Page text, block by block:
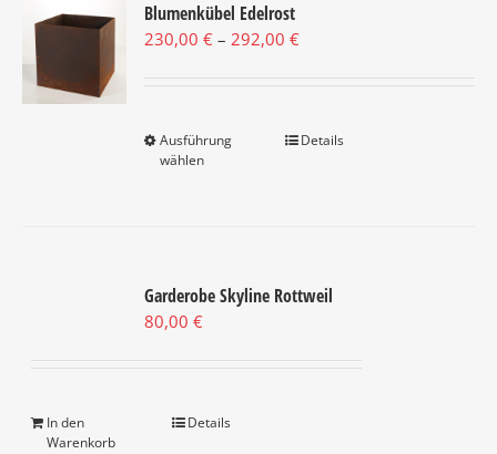
Blumenkübel Edelrost
230,00€ –292,00€
bis
Ausführung
wählen
Dieses
Die
auf
Details
Garderobe Skyline Rottweil
80,00€
In den
Warenkorb
Details